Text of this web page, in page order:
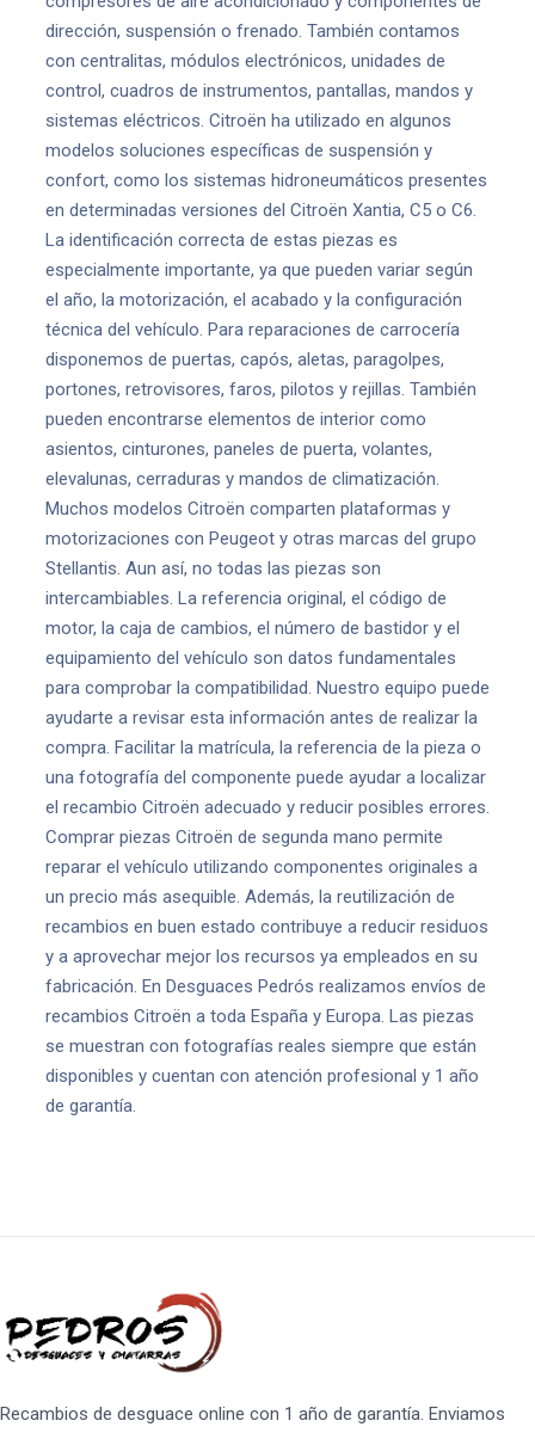
dirección, suspensión o frenado. También contamos
con centralitas, módulos electrónicos, unidades de
control, cuadros de instrumentos, pantallas, mandos y
sistemas eléctricos. Citroën ha utilizado en algunos
modelos soluciones específicas de suspensión y
confort, como los sistemas hidroneumáticos presentes
en determinadas versiones del Citroën Xantia, C5 o C6.
La identificación correcta de estas piezas es
especialmente importante, ya que pueden variar según
el año, la motorización, el acabado y la configuración
técnica del vehículo. Para reparaciones de carrocería
disponemos de puertas, capós, aletas, paragolpes,
portones, retrovisores, faros, pilotos y rejillas. También
pueden encontrarse elementos de interior como
asientos, cinturones, paneles de puerta, volantes,
elevalunas, cerraduras y mandos de climatización.
Muchos modelos Citroën comparten plataformas y
motorizaciones con Peugeot y otras marcas del grupo
Stellantis. Aun así, no todas las piezas son
intercambiables. La referencia original, el código de
motor, la caja de cambios, el número de bastidor y el
equipamiento del vehículo son datos fundamentales
para comprobar la compatibilidad. Nuestro equipo puede
ayudarte a revisar esta información antes de realizar la
compra. Facilitar la matrícula, la referencia de la pieza o
una fotografía del componente puede ayudar a localizar
el recambio Citroën adecuado y reducir posibles errores.
Comprar piezas Citroën de segunda mano permite
reparar el vehículo utilizando componentes originales a
un precio más asequible. Además, la reutilización de
recambios en buen estado contribuye a reducir residuos
y a aprovechar mejor los recursos ya empleados en su
fabricación. En Desguaces Pedrós realizamos envíos de
recambios Citroën a toda España y Europa. Las piezas
se muestran con fotografías reales siempre que están
disponibles y cuentan con atención profesional y 1 año
de garantía.
Recambios de desguace online con 1 año de garantía. Enviamos